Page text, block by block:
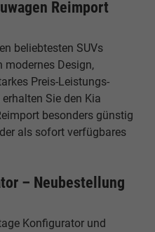
Reimport
beliebtesten SUVs
modernes Design,
Preis-Leistungs-
Sie den Kia
besonders günstig
als sofort verfügbares
– Neubestellung
Konfigurator und